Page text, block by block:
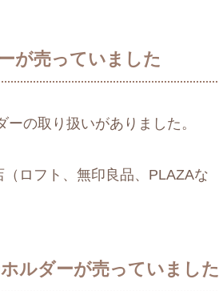
が売っていました
の取り扱いがありました。
ロフト、無印良品、PLAZAな
ルダーが売っていました